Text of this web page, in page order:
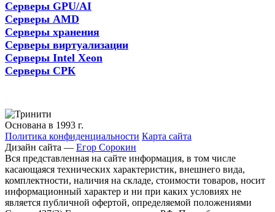
Серверы GPU/AI
Серверы AMD
Серверы хранения
Серверы виртуализации
Серверы Intel Xeon
Серверы СРК
Основана в 1993 г.
Политика конфиденциальности Карта сайта
Дизайн сайта — Егор Сорокин
Вся представленная на сайте информация, в том числе
касающаяся технических характеристик, внешнего вида,
комплектности, наличия на складе, стоимости товаров, носит
информационный характер и ни при каких условиях не
является публичной офертой, определяемой положениями